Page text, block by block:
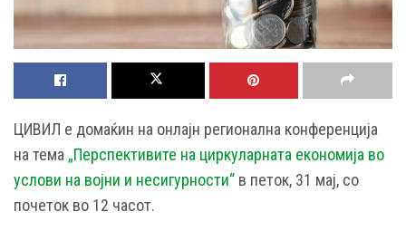
ЦИВИЛ е домаќин на онлајн регионална конференција
на тема „Перспективите на циркуларната економија во
услови на војни и несигурности“ в петок, 31 мај, со
почеток во 12 часот.